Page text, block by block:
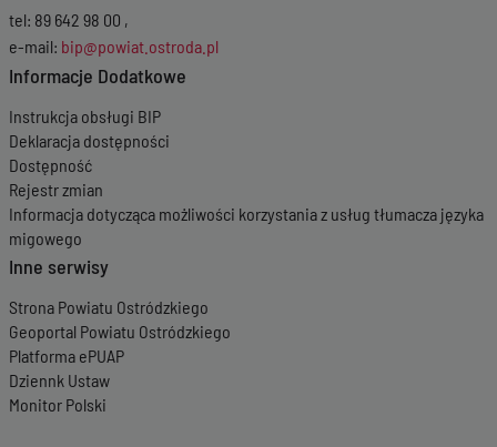
tel: 89 642 98 00 ,
e-mail: bip@powiat.ostroda.pl
Informacje Dodatkowe
Instrukcja obsługi BIP
Deklaracja dostępności
Dostępność
Rejestr zmian
Informacja dotycząca możliwości korzystania z usług tłumacza języka
migowego
Inne serwisy
Strona Powiatu Ostródzkiego
Geoportal Powiatu Ostródzkiego
Platforma ePUAP
Dziennk Ustaw
Monitor Polski